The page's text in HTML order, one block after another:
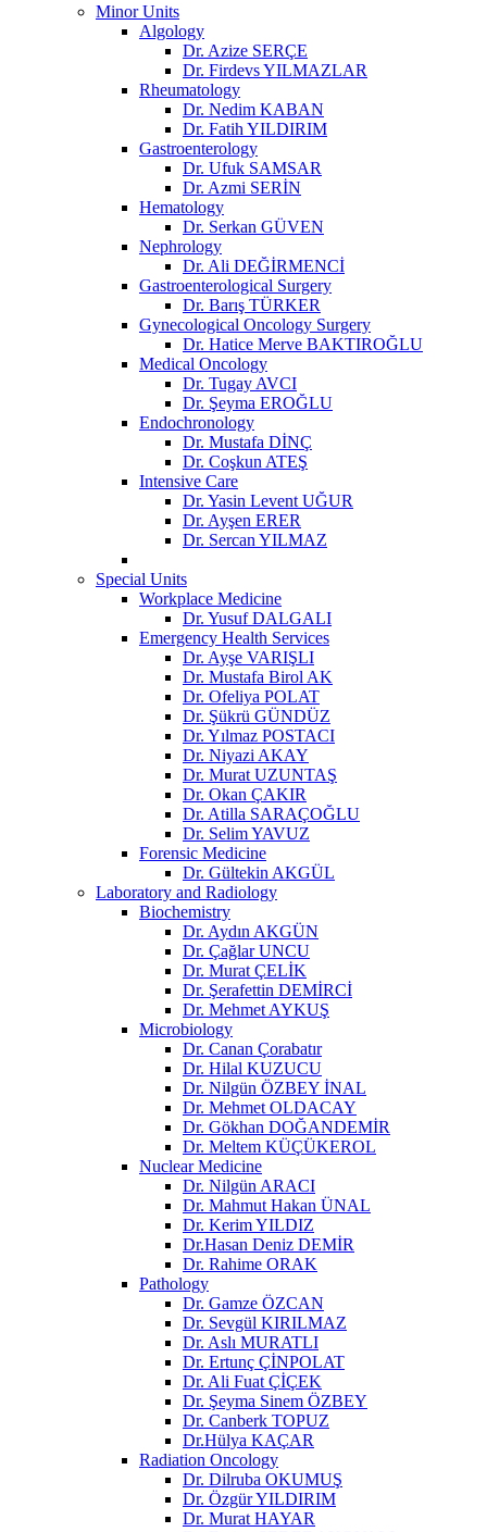
Minor Units
Algology
Dr. Azize SERÇE
Dr. Firdevs YILMAZLAR
Rheumatology
Dr. Nedim KABAN
Dr. Fatih YILDIRIM
Gastroenterology
Dr. Ufuk SAMSAR
Dr. Azmi SERİN
Hematology
Dr. Serkan GÜVEN
Nephrology
Dr. Ali DEĞİRMENCİ
Gastroenterological Surgery
Dr. Barış TÜRKER
Gynecological Oncology Surgery
Dr. Hatice Merve BAKTIROĞLU
Medical Oncology
Dr. Tugay AVCI
Dr. Şeyma EROĞLU
Endochronology
Dr. Mustafa DİNÇ
Dr. Coşkun ATEŞ
Intensive Care
Dr. Yasin Levent UĞUR
Dr. Ayşen ERER
Dr. Sercan YILMAZ
Special Units
Workplace Medicine
Dr. Yusuf DALGALI
Emergency Health Services
Dr. Ayşe VARIŞLI
Dr. Mustafa Birol AK
Dr. Ofeliya POLAT
Dr. Şükrü GÜNDÜZ
Dr. Yılmaz POSTACI
Dr. Niyazi AKAY
Dr. Murat UZUNTAŞ
Dr. Okan ÇAKIR
Dr. Atilla SARAÇOĞLU
Dr. Selim YAVUZ
Forensic Medicine
Dr. Gültekin AKGÜL
Laboratory and Radiology
Biochemistry
Dr. Aydın AKGÜN
Dr. Çağlar UNCU
Dr. Murat ÇELİK
Dr. Şerafettin DEMİRCİ
Dr. Mehmet AYKUŞ
Microbiology
Dr. Canan Çorabatır
Dr. Hilal KUZUCU
Dr. Nilgün ÖZBEY İNAL
Dr. Mehmet OLDACAY
Dr. Gökhan DOĞANDEMİR
Dr. Meltem KÜÇÜKEROL
Nuclear Medicine
Dr. Nilgün ARACI
Dr. Mahmut Hakan ÜNAL
Dr. Kerim YILDIZ
Dr.Hasan Deniz DEMİR
Dr. Rahime ORAK
Pathology
Dr. Gamze ÖZCAN
Dr. Sevgül KIRILMAZ
Dr. Aslı MURATLI
Dr. Ertunç ÇİNPOLAT
Dr. Ali Fuat ÇİÇEK
Dr. Şeyma Sinem ÖZBEY
Dr. Canberk TOPUZ
Dr.Hülya KAÇAR
Radiation Oncology
Dr. Dilruba OKUMUŞ
Dr. Özgür YILDIRIM
Dr. Murat HAYAR